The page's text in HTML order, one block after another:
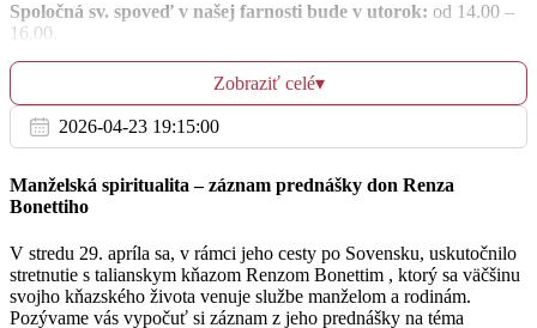
17:30
za + Annu, Františka, Máriu, Imricha a Juraja
Štvrtok Pánovej večere
7.4.
Spoločná sv. spoveď v našej farnosti bude v utorok: od 14.00 –
16.00.
V liturgickom týždni budeme sláviť
svätý týždeň, ktorý začína
dnešnou Palmovou nedeľou a veľkonočné trojdnie:
štvrtok Pánovej večere:
piatok Pánovho utrpenia:je deň pokánia a prísneho pôstu
kedy sa neje mäso. Pôst znamená iba raz dosýta sa najesť,
dňa. Pôst v tento deň nie je možné nahradiť iným skutkom
kajúcnosti. Nesmú sa sláviť sviatosti okrem pokánia a
pomazania chorých;
svätá sobota:slávime Pánovo zmŕtvychvstanie (ako i každou
Zobraziť celé▾
2026-04-23 19:15:00
Manželská spiritualita – záznam prednášky don Renza
Bonettiho
V stredu 29. apríla sa, v rámci jeho cesty po Sovensku, uskutočnilo
stretnutie s talianskym kňazom Renzom Bonettim , ktorý sa väčšinu
svojho kňazského života venuje službe manželom a rodinám.
Pozývame vás vypočuť si záznam z jeho prednášky na téma